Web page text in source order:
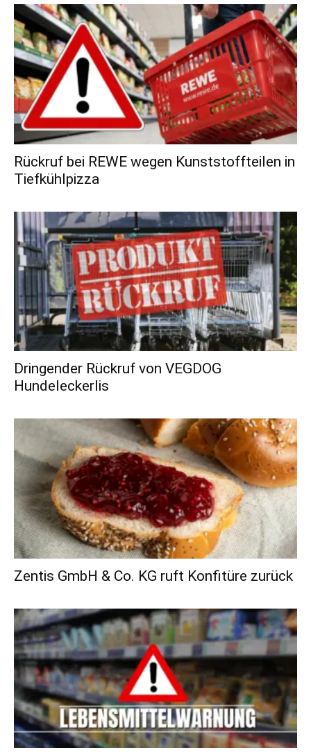
Rückruf bei REWE wegen Kunststoffteilen in
Tiefkühlpizza
Dringender Rückruf von VEGDOG
Hundeleckerlis
Zentis GmbH & Co. KG ruft Konfitüre zurück